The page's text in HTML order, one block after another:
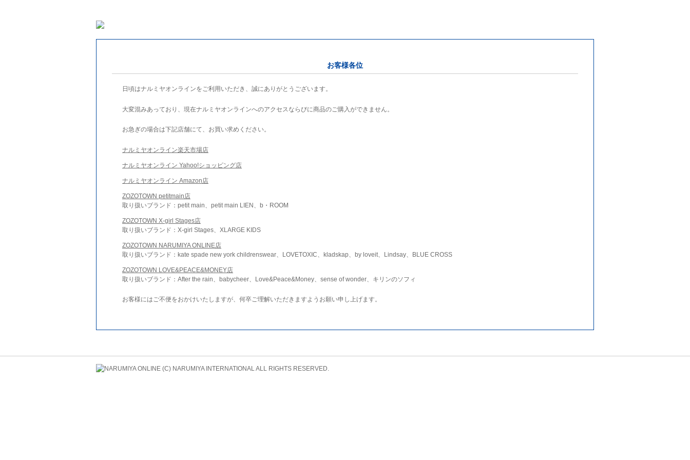
お客様各位
日頃はナルミヤオンラインをご利用いただき、誠にありがとうございます。
大変混みあっており、現在ナルミヤオンラインへのアクセスならびに商品のご購入ができません。
お急ぎの場合は下記店舗にて、お買い求めください。
ナルミヤオンライン楽天市場店
ナルミヤオンライン Yahoo!ショッピング店
ナルミヤオンライン Amazon店
ZOZOTOWN petitmain店
取り扱いブランド：petit main、petit main LIEN、b・ROOM
ZOZOTOWN X-girl Stages店
取り扱いブランド：X-girl Stages、XLARGE KIDS
ZOZOTOWN NARUMIYA ONLINE店
取り扱いブランド：kate spade new york childrenswear、LOVETOXIC、kladskap、by loveit、Lindsay、BLUE CROSS
ZOZOTOWN LOVE&PEACE&MONEY店
取り扱いブランド：After the rain、babycheer、Love&Peace&Money、sense of wonder、キリンのソフィ
お客様にはご不便をおかけいたしますが、何卒ご理解いただきますようお願い申し上げます。